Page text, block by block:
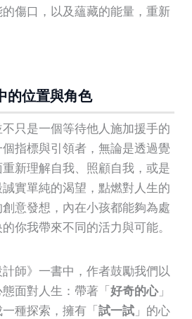
傷口，以及蘊藏的能量，重新
的位置與角色
只是一個等待他人施加援手的
指標與引領者，無論是透過覺
新理解自我、照顧自我，或是
實單純的渴望，點燃對人生的
意發想，內在小孩都能夠為處
你我帶來不同的活力與可能。
師》一書中，作者鼓勵我們以
面對人生：帶著「好奇的心」
種探索，擁有「試一試」的心